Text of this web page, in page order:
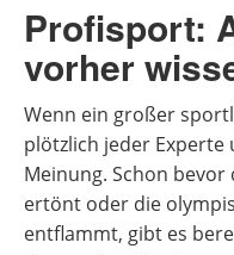
Profisport:
vorher
Wenn ein großer
plötzlich jeder Experte
Meinung. Schon
ertönt oder die
entflammt, gibt es